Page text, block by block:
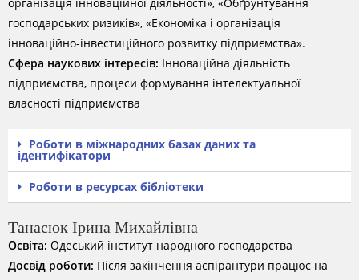
господарських ризиків», «Економіка і організація
інноваційно-інвестиційного розвитку підприємства».
Сфера наукових інтересів: Інноваційна діяльність
підприємства, процеси формування інтелектуальної
власності підприємства
Роботи в міжнародних базах даних та
ідентифікатори
Роботи в ресурсах бібліотеки
Танасюк Ірина Михайлівна
Освіта: Одеський інститут народного господарства
Досвід роботи: Після закінчення аспірантури працює на